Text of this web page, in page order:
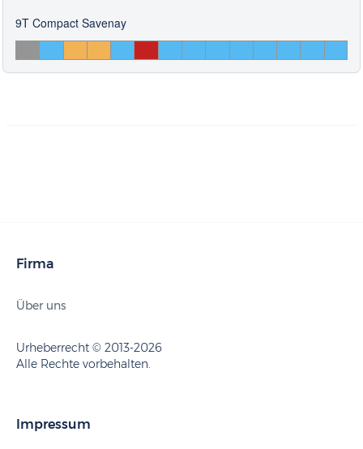
9T Compact Savenay
Firma
Über uns
Urheberrecht © 2013-2026
Alle Rechte vorbehalten.
Impressum